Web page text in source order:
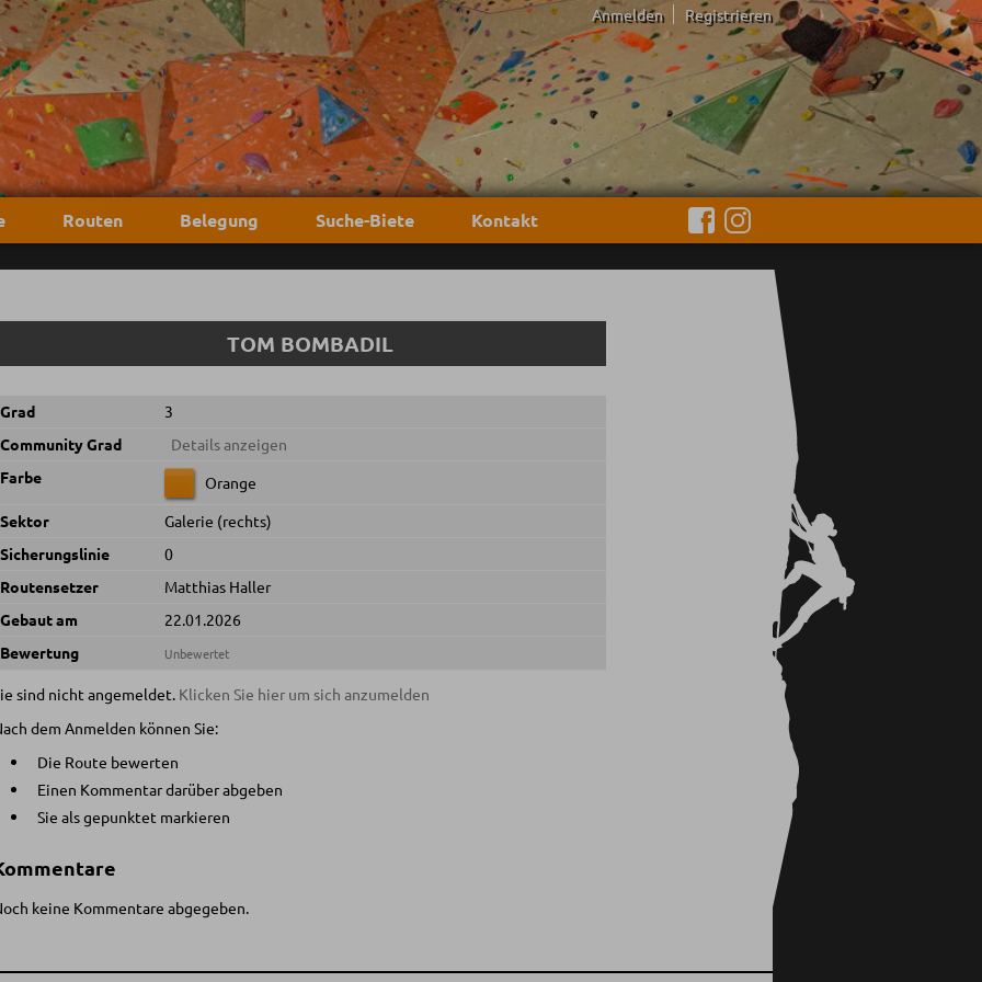
Anmelden Registrieren
Routen Belegung Suche-Biete Kontakt
TOM BOMBADIL
Grad
3
Community Grad
Details anzeigen
Farbe
Orange
Sektor
Galerie (rechts)
Sicherungslinie
0
Routensetzer
Matthias Haller
Gebaut am
22.01.2026
Bewertung
Unbewertet
sind nicht angemeldet. Klicken Sie hier um sich anzumelden
dem Anmelden können Sie:
Die Route bewerten
Einen Kommentar darüber abgeben
Sie als gepunktet markieren
keine Kommentare abgegeben.